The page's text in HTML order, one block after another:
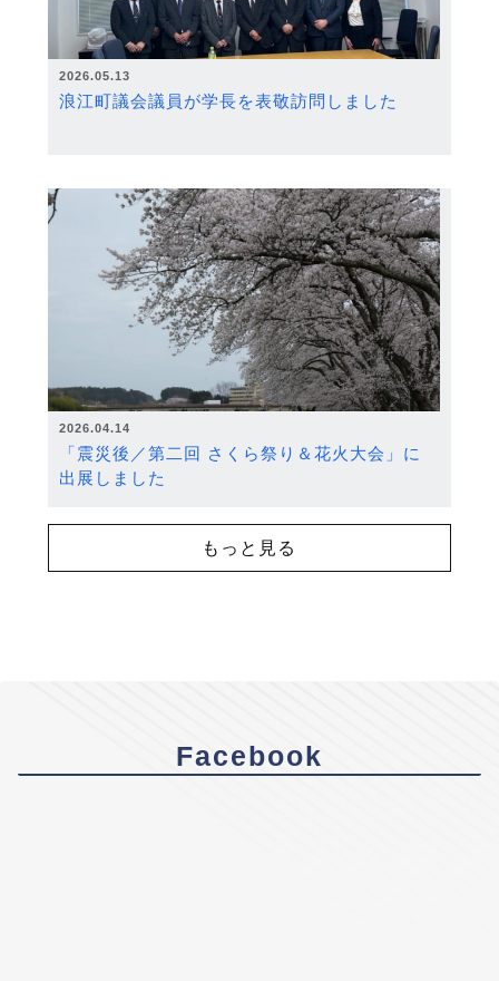
2026.05.13
浪江町議会議員が学長を表敬訪問しました
2026.04.14
「震災後／第二回 さくら祭り＆花火大会」に
出展しました
もっと見る
Facebook